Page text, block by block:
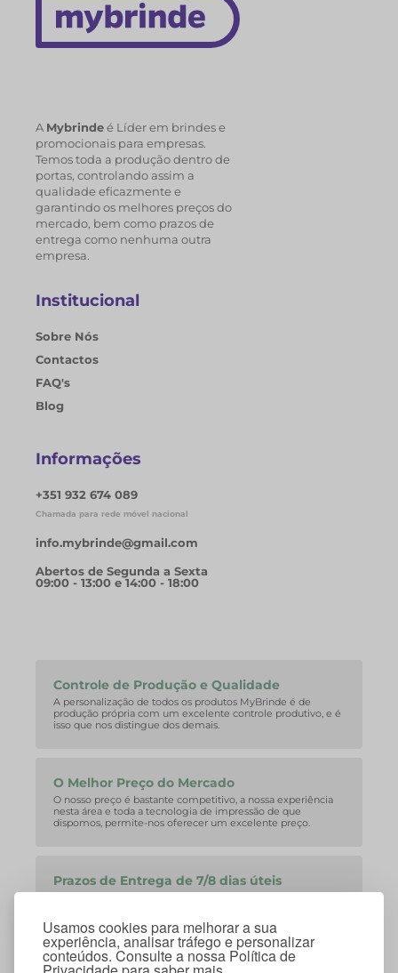
Usamos cookies para melhorar a sua
experiência, analisar tráfego e personalizar
conteúdos. Consulte a nossa Política de
A Mybrindeé Líder em brindes e
promocionais para empresas.
Temos toda a produção dentro de
portas, controlando assim a
qualidade eficazmente e
garantindo os melhores preços do
mercado, bem como prazos de
entrega como nenhuma outra
empresa.
Institucional
Sobre Nós
Contactos
FAQ's
Blog
Informações
+351 932 674 089
Chamada para rede móvel nacional
info.mybrinde@gmail.com
Abertos de Segunda a Sexta
09:00 - 13:00 e 14:00 - 18:00
Controle de Produção e Qualidade
A personalização de todos os produtos MyBrinde é de
produção própria com um excelente controle produtivo, e é
isso que nos distingue dos demais.
O Melhor Preço do Mercado
O nosso preço é bastante competitivo, a nossa experiência
nesta área e toda a tecnologia de impressão de que
dispomos, permite-nos oferecer um excelente preço.
Prazos de Entrega de 7/8 dias úteis